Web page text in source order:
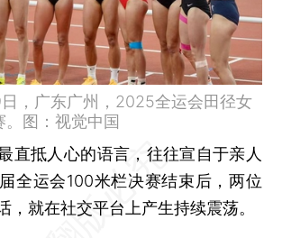
，广东广州，2025全运会田径女
。图：视觉中国
抵人心的语言，往往宣自于亲人
全运会100米栏决赛结束后，两位
，就在社交平台上产生持续震荡。